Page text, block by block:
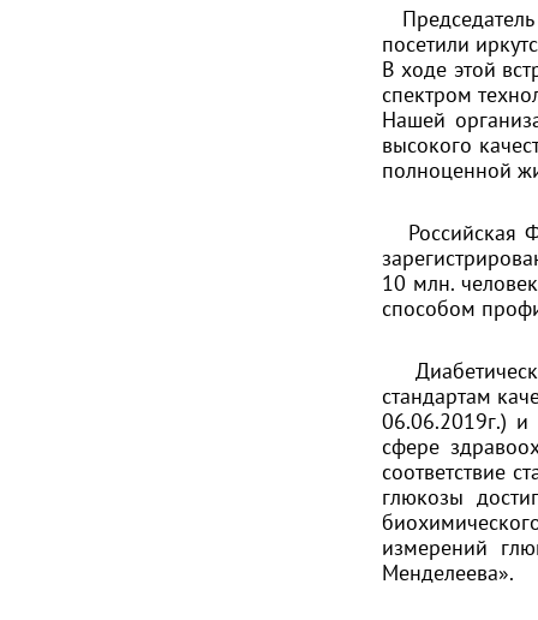
посетили
В ходе этой
спектром
Нашей
высокого
полноценной
Российская
10 млн.
способом
стандартам
06.06.2019г.)
сфере
соответствие
глюкозы
измерений
Менделеева».